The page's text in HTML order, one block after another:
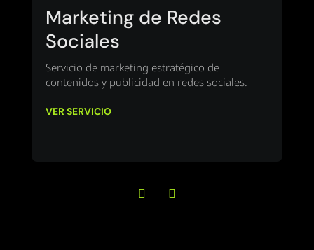
Marketing de Redes
Sociales
Servicio de marketing estratégico de
contenidos y publicidad en redes sociales.
VER SERVICIO